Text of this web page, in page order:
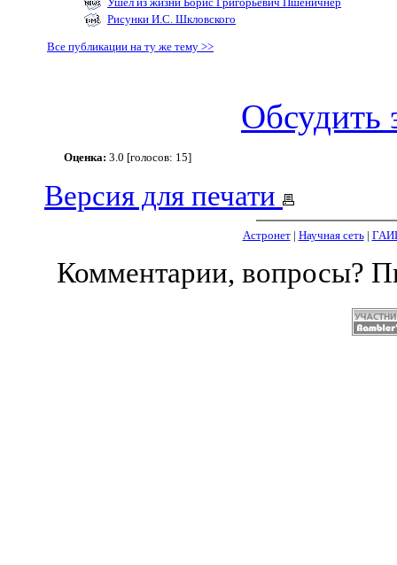
Рисунки И.С. Шкловского
Все публикации на ту же тему >>
Обсудить
Оценка: 3.0 [голосов: 15]
Версия для печати
Астронет| Научная сеть|
Комментарии, вопросы?